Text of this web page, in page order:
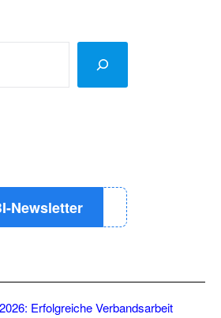
Newsletter
Erfolgreiche Verbandsarbeit